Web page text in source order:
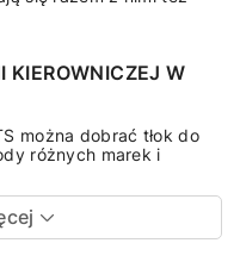
KIEROWNICZEJ W
można dobrać tłok do
różnych marek i